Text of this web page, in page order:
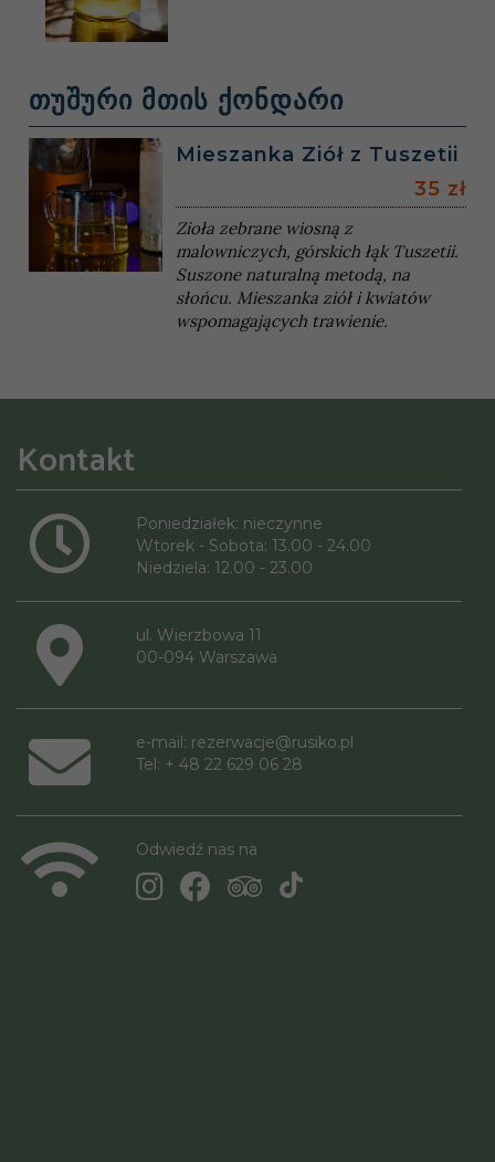
თუშური მთის ქონდარი
Mieszanka Ziół z Tuszetii
35 zł
Zioła zebrane wiosną z
malowniczych, górskich łąk Tuszetii.
Suszone naturalną metodą, na
słońcu. Mieszanka ziół i kwiatów
wspomagających trawienie.
Kontakt
Poniedziałek: nieczynne
Wtorek - Sobota: 13.00 - 24.00
Niedziela: 12.00 - 23.00
ul. Wierzbowa 11
00-094 Warszawa
e-mail: rezerwacje@rusiko.pl
Tel: + 48 22 629 06 28
Odwiedź nas na